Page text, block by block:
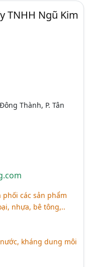
TNHH Ngũ Kim
Thành, P. Tân
các sản phẩm
nhựa, bê tông,..
kháng dung môi